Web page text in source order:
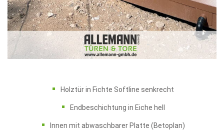
Holztür in Fichte Softline senkrecht
Endbeschichtung in Eiche hell
Innen mit abwaschbarer Platte (Betoplan)